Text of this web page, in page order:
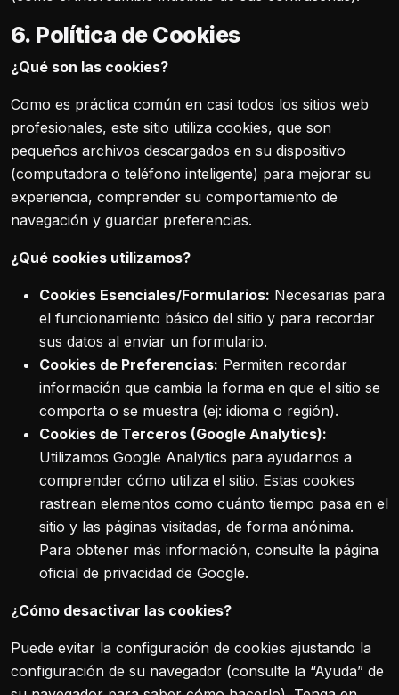
6. Política de Cookies
¿Qué son las cookies?
Como es práctica común en casi todos los sitios web
profesionales, este sitio utiliza cookies, que son
pequeños archivos descargados en su dispositivo
(computadora o teléfono inteligente) para mejorar su
experiencia, comprender su comportamiento de
navegación y guardar preferencias.
¿Qué cookies utilizamos?
Cookies Esenciales/Formularios: Necesarias para
el funcionamiento básico del sitio y para recordar
sus datos al enviar un formulario.
Cookies de Preferencias: Permiten recordar
información que cambia la forma en que el sitio se
comporta o se muestra (ej: idioma o región).
Cookies de Terceros (Google Analytics):
Utilizamos Google Analytics para ayudarnos a
comprender cómo utiliza el sitio. Estas cookies
rastrean elementos como cuánto tiempo pasa en el
sitio y las páginas visitadas, de forma anónima.
Para obtener más información, consulte la página
oficial de privacidad de Google.
¿Cómo desactivar las cookies?
Puede evitar la configuración de cookies ajustando la
configuración de su navegador (consulte la “Ayuda” de